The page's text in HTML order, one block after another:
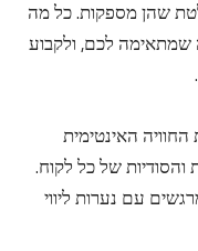
שהן מספקות. כל מה
לכם, ולקבוע
האינטימית
והסודיות של כל לקוח.
עם נערות ליווי